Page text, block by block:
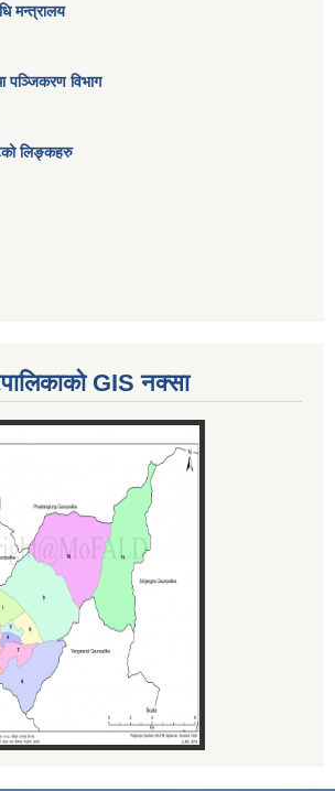
मन्त्रालय
पञ्जिकरण विभाग
लिङ्कहरु
GIS नक्सा